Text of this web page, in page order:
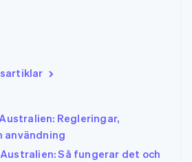
Regleringar,
användning
Så fungerar det och